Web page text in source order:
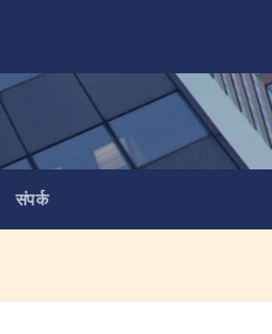
संपर्क